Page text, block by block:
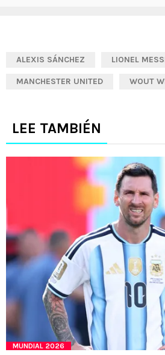
ALEXIS SÁNCHEZ LIONEL
MANCHESTER UNITED WOUT
LEE TAMBIÉN
MUNDIAL 2026